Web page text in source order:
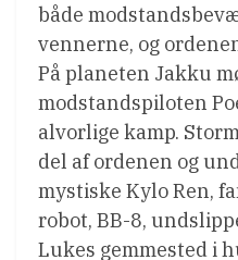
både
vennerne, og
På planeten Jakku
modstandspiloten
alvorlige kamp.
del af ordenen og
mystiske Kylo Ren,
robot, BB-8,
Lukes gemmested i